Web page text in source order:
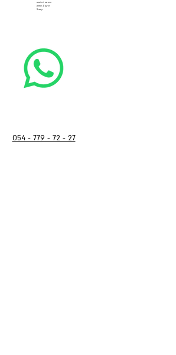
הבורסה ליהלומים
הרקון 11, רמת גן
קומה 3
054 - 779 - 72 - 27